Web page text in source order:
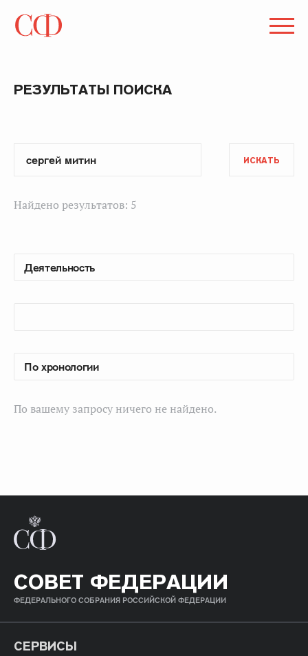
РЕЗУЛЬТАТЫ ПОИСКА
ИСКАТЬ
Найдено результатов: 5
По вашему запросу ничего не найдено.
СОВЕТ ФЕДЕРАЦИИ
ФЕДЕРАЛЬНОГО СОБРАНИЯ РОССИЙСКОЙ ФЕДЕРАЦИИ
СЕРВИСЫ